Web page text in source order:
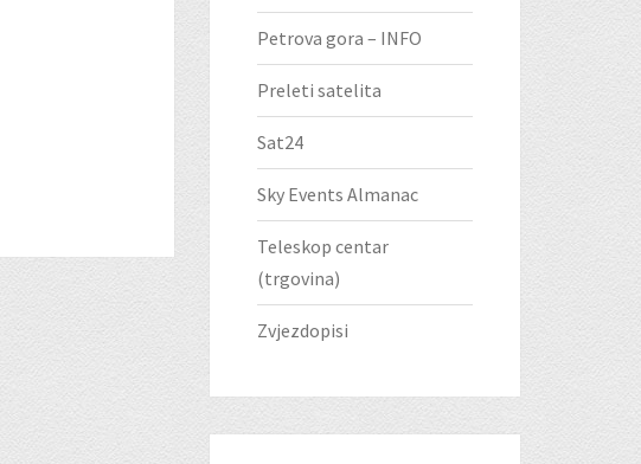
Petrova gora – INFO
Preleti satelita
Sat24
Sky Events Almanac
Teleskop centar
(trgovina)
Zvjezdopisi